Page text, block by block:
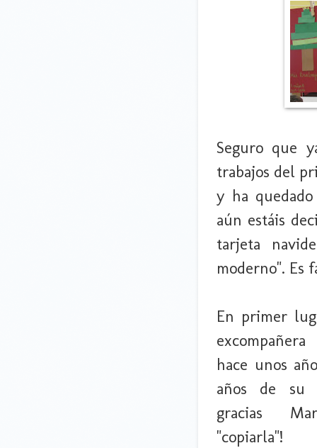
Seguro que
trabajos del
y ha
aún estáis
tarjeta
moderno". Es
En primer
hace unos
años de su
gracias
"copiarla"!